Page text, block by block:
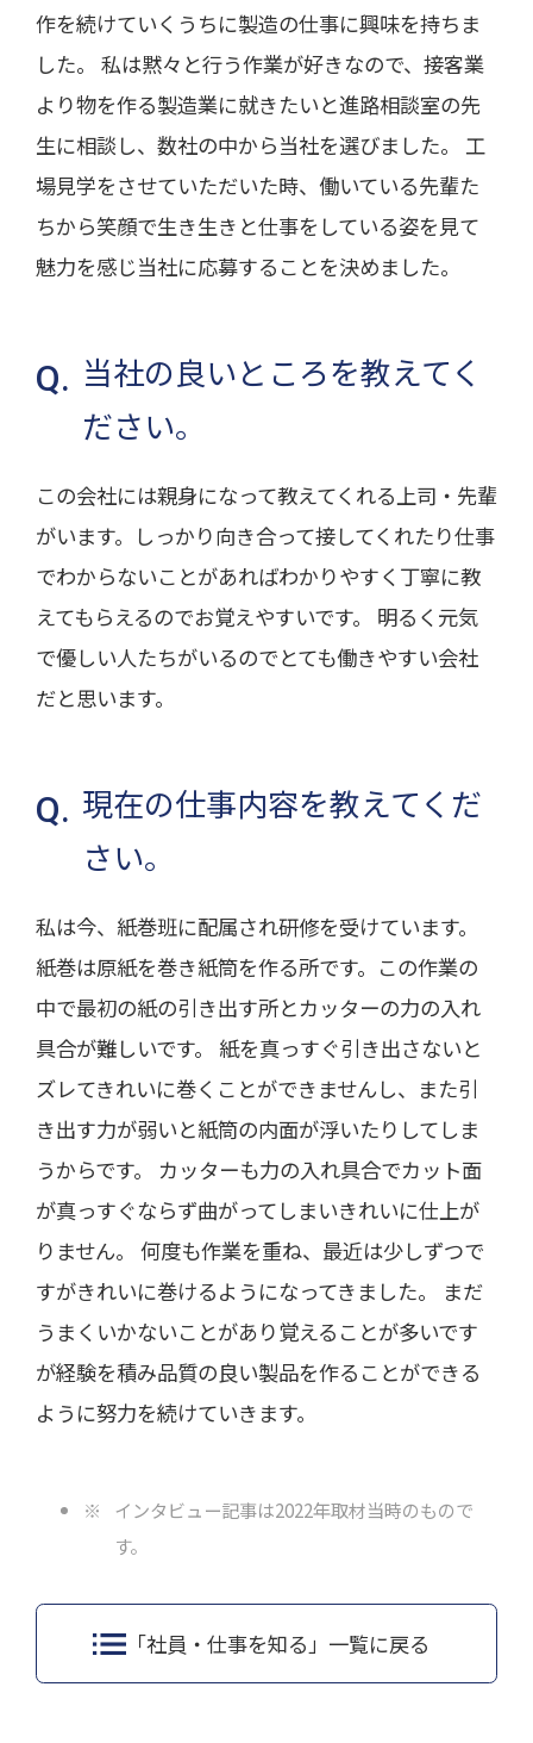
作を続けていくうちに製造の仕事に興味を持ちま
した。 私は黙々と行う作業が好きなので、接客業
より物を作る製造業に就きたいと進路相談室の先
生に相談し、数社の中から当社を選びました。 工
場見学をさせていただいた時、働いている先輩た
ちから笑顔で生き生きと仕事をしている姿を見て
魅力を感じ当社に応募することを決めました。
当社の良いところを教えてく
ださい。
この会社には親身になって教えてくれる上司・先輩
がいます。しっかり向き合って接してくれたり仕事
でわからないことがあればわかりやすく丁寧に教
えてもらえるのでお覚えやすいです。 明るく元気
で優しい人たちがいるのでとても働きやすい会社
だと思います。
現在の仕事内容を教えてくだ
さい。
私は今、紙巻班に配属され研修を受けています。
紙巻は原紙を巻き紙筒を作る所です。この作業の
中で最初の紙の引き出す所とカッターの力の入れ
具合が難しいです。 紙を真っすぐ引き出さないと
ズレてきれいに巻くことができませんし、また引
き出す力が弱いと紙筒の内面が浮いたりしてしま
うからです。 カッターも力の入れ具合でカット面
が真っすぐならず曲がってしまいきれいに仕上が
りません。 何度も作業を重ね、最近は少しずつで
すがきれいに巻けるようになってきました。 まだ
うまくいかないことがあり覚えることが多いです
が経験を積み品質の良い製品を作ることができる
ように努力を続けていきます。
インタビュー記事は2022年取材当時のもので
す。
「社員・仕事を知る」一覧に戻る